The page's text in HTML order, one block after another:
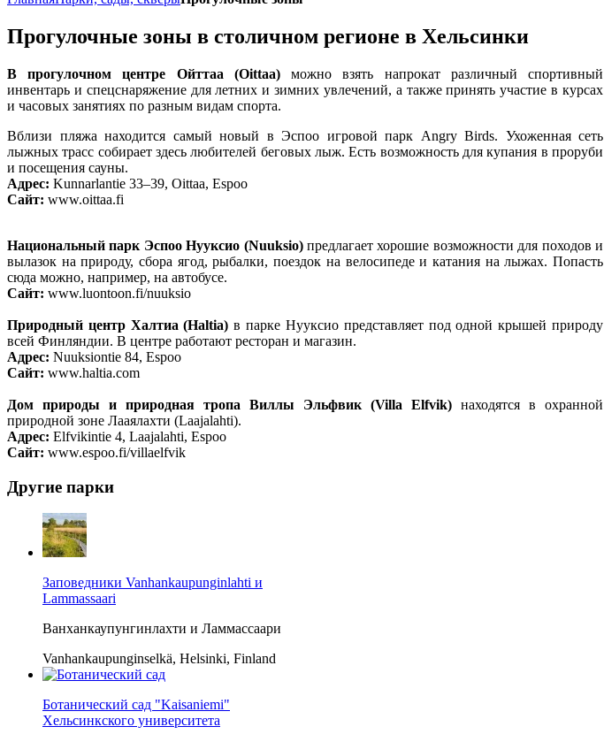
Прогулочные зоны в столичном регионе в Хельсинки
В прогулочном центре Ойттаа (Oittaa)можно взять напрокат различный спортивный
инвентарь и спецснаряжение для летних и зимних увлечений, а также принять участие в курсах
и часовых занятиях по разным видам спорта.
Вблизи пляжа находится самый новый в Эспоо игровой парк Angry Birds. Ухоженная сеть
лыжных трасс собирает здесь любителей беговых лыж. Есть возможность для купания в проруби
и посещения сауны.
Адрес: Kunnarlantie 33–39, Oittaa, Espoo
Сайт: www.oittaa.fi
Национальный парк Эспоо Нууксио (Nuuksio)предлагает хорошие возможности для походов и
вылазок на природу, сбора ягод, рыбалки, поездок на велосипеде и катания на лыжах. Попасть
сюда можно, например, на автобусе.
Сайт: www.luontoon.fi/nuuksio
Природный центр Халтиа (Haltia) в парке Нууксио представляет под одной крышей природу
всей Финляндии. В центре работают ресторан и магазин.
Адрес: Nuuksiontie 84, Espoo
Сайт: www.haltia.com
Дом природы и природная тропа Виллы Эльфвик (Villa Elfvik) находятся в охранной
природной зоне Лааялахти (Laajalahti).
Адрес: Elfvikintie 4, Laajalahti, Espoo
Сайт: www.espoo.fi/villaelfvik
Другие парки
Заповедники Vanhankaupunginlahti и
Lammassaari
Ванханкаупунгинлахти и Ламмассаари
Vanhankaupunginselkä, Helsinki, Finland
Ботанический сад "Kaisaniemi"
Хельсинкского университета